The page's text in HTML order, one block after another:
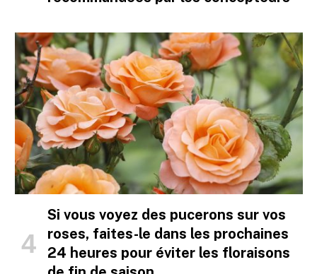
Si vous voyez des pucerons sur vos
roses, faites-le dans les prochaines
24 heures pour éviter les floraisons